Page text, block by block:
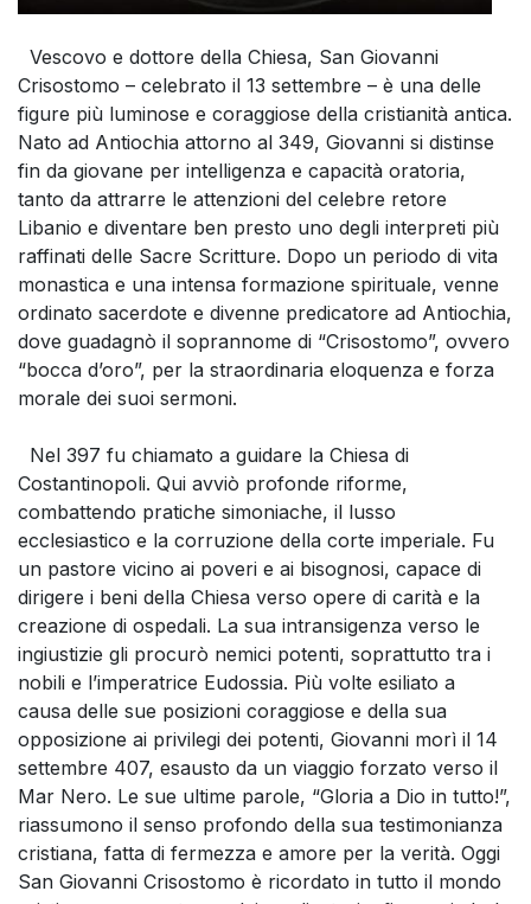
Vescovo e dottore della Chiesa, San Giovanni
Crisostomo – celebrato il 13 settembre – è una delle
figure più luminose e coraggiose della cristianità antica.
Nato ad Antiochia attorno al 349, Giovanni si distinse
fin da giovane per intelligenza e capacità oratoria,
tanto da attrarre le attenzioni del celebre retore
Libanio e diventare ben presto uno degli interpreti più
raffinati delle Sacre Scritture. Dopo un periodo di vita
monastica e una intensa formazione spirituale, venne
ordinato sacerdote e divenne predicatore ad Antiochia,
dove guadagnò il soprannome di “Crisostomo”, ovvero
“bocca d’oro”, per la straordinaria eloquenza e forza
morale dei suoi sermoni.
Nel 397 fu chiamato a guidare la Chiesa di
Costantinopoli. Qui avviò profonde riforme,
combattendo pratiche simoniache, il lusso
ecclesiastico e la corruzione della corte imperiale. Fu
un pastore vicino ai poveri e ai bisognosi, capace di
dirigere i beni della Chiesa verso opere di carità e la
creazione di ospedali. La sua intransigenza verso le
ingiustizie gli procurò nemici potenti, soprattutto tra i
nobili e l’imperatrice Eudossia. Più volte esiliato a
causa delle sue posizioni coraggiose e della sua
opposizione ai privilegi dei potenti, Giovanni morì il 14
settembre 407, esausto da un viaggio forzato verso il
Mar Nero. Le sue ultime parole, “Gloria a Dio in tutto!”,
riassumono il senso profondo della sua testimonianza
cristiana, fatta di fermezza e amore per la verità. Oggi
San Giovanni Crisostomo è ricordato in tutto il mondo